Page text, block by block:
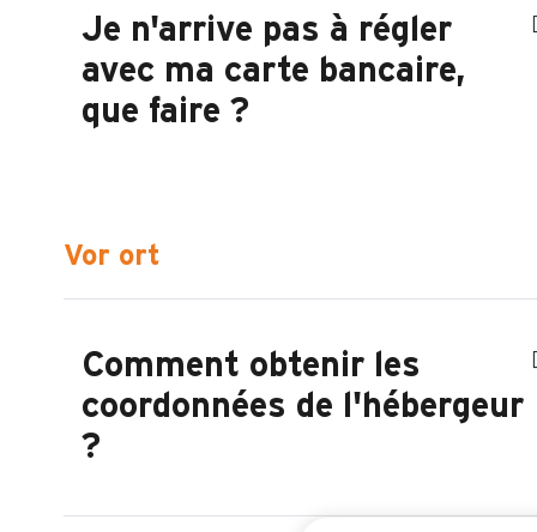
Je n'arrive pas à régler
avec ma carte bancaire,
que faire ?
Vor ort
Comment obtenir les
coordonnées de l'hébergeur
?